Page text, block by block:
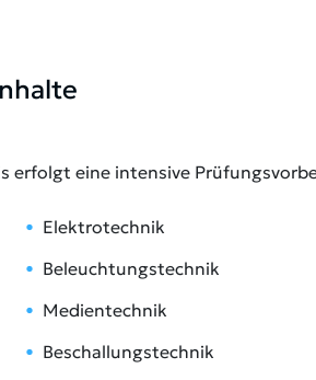
erfolgt eine intensive
Elektrotechnik
Beleuchtungstechnik
Medientechnik
Beschallungstechnik